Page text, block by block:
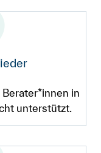
in
unterstützt.